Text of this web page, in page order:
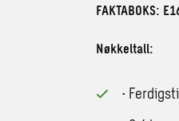
FAKTABOKS:
Nøkkeltall:
·